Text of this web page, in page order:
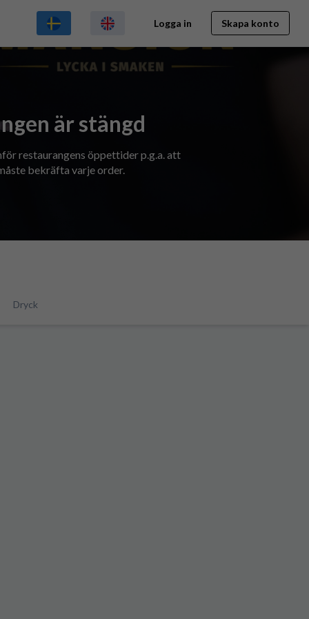
Logga in Skapa konto
är stängd
restaurangens öppettider p.g.a. att
bekräfta varje order.
Dryck